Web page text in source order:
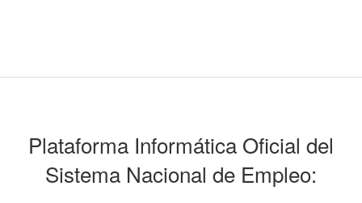
Plataforma Informática Oficial del
Sistema Nacional de Empleo: